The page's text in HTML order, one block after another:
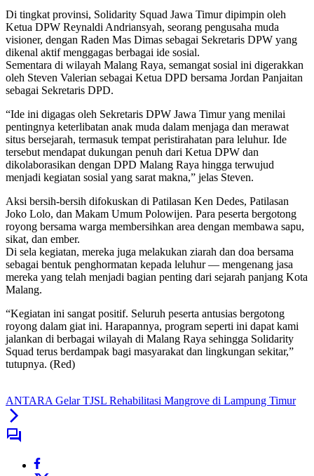
Di tingkat provinsi, Solidarity Squad Jawa Timur dipimpin oleh
Ketua DPW Reynaldi Andriansyah, seorang pengusaha muda
visioner, dengan Raden Mas Dimas sebagai Sekretaris DPW yang
dikenal aktif menggagas berbagai ide sosial.
Sementara di wilayah Malang Raya, semangat sosial ini digerakkan
oleh Steven Valerian sebagai Ketua DPD bersama Jordan Panjaitan
sebagai Sekretaris DPD.
“Ide ini digagas oleh Sekretaris DPW Jawa Timur yang menilai
pentingnya keterlibatan anak muda dalam menjaga dan merawat
situs bersejarah, termasuk tempat peristirahatan para leluhur. Ide
tersebut mendapat dukungan penuh dari Ketua DPW dan
dikolaborasikan dengan DPD Malang Raya hingga terwujud
menjadi kegiatan sosial yang sarat makna,” jelas Steven.
Aksi bersih-bersih difokuskan di Patilasan Ken Dedes, Patilasan
Joko Lolo, dan Makam Umum Polowijen. Para peserta bergotong
royong bersama warga membersihkan area dengan membawa sapu,
sikat, dan ember.
Di sela kegiatan, mereka juga melakukan ziarah dan doa bersama
sebagai bentuk penghormatan kepada leluhur — mengenang jasa
mereka yang telah menjadi bagian penting dari sejarah panjang Kota
Malang.
“Kegiatan ini sangat positif. Seluruh peserta antusias bergotong
royong dalam giat ini. Harapannya, program seperti ini dapat kami
jalankan di berbagai wilayah di Malang Raya sehingga Solidarity
Squad terus berdampak bagi masyarakat dan lingkungan sekitar,”
tutupnya. (Red)
ANTARA Gelar TJSL Rehabilitasi Mangrove di Lampung Timur